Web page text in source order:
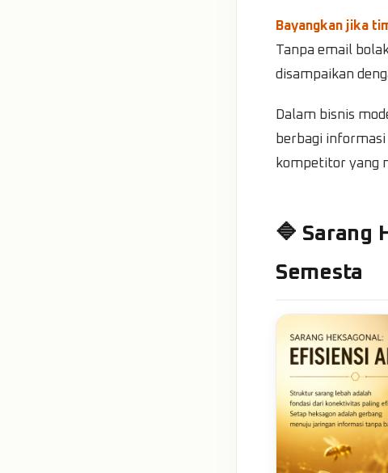
Bayangkan jika
Tanpa email
disampaikan
Dalam bisnis
berbagi
kompetitor yang
🔷 Sarang
Semesta